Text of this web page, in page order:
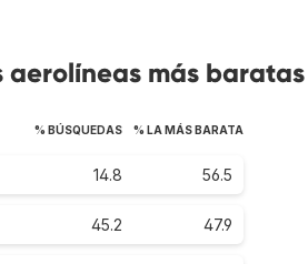
aerolíneas más
% BÚSQUEDAS % LA MÁS BARATA
14.8 56.5
45.2 47.9